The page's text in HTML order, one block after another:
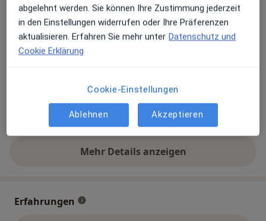
Zahlungsmodalitäten (private Besuche)
Akzeptierte Versicherungen
02732...Telefonnummer anzeigen
Telefonnummer anzeigen
Mehr Details anzeigen
über die Adresse
Erfahrungen
abgelehnt werden. Sie können Ihre Zustimmung jederzeit
in den Einstellungen widerrufen oder Ihre Präferenzen
aktualisieren. Erfahren Sie mehr unter Datenschutz und
Cookie Erklärung
Cookie-Einstellungen
Ablehnen Akzeptieren